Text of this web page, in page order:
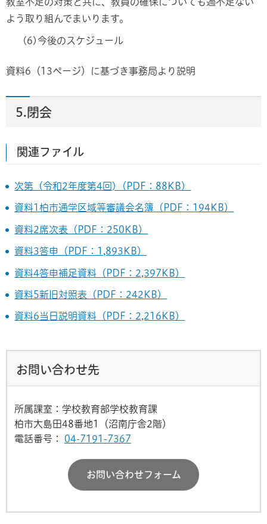
よう取り組んでまいります。
(6)今後のスケジュール
資料6（13ページ）に基づき事務局より説明
5.閉会
関連ファイル
次第（令和2年度第4回)（PDF：88KB）
資料1柏市通学区域等審議会名簿（PDF：194KB）
資料2席次表（PDF：250KB）
資料3答申（PDF：1,893KB）
資料4答申補足資料（PDF：2,397KB）
資料5新旧対照表（PDF：242KB）
資料6当日説明資料（PDF：2,216KB）
お問い合わせ先
所属課室：学校教育部学校教育課
柏市大島田48番地1（沼南庁舎2階）
電話番号：
04-7191-7367
お問い合わせフォーム